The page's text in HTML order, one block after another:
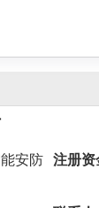
安防 注册资